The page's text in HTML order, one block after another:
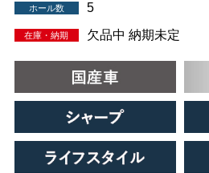
ホール数 5
在庫・納期 欠品中 納期未定